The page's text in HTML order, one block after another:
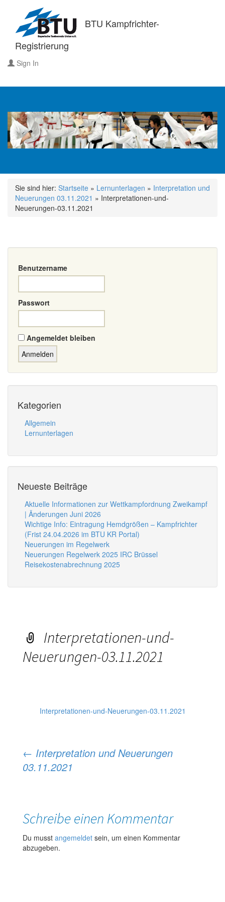
BTU Kampfrichter-
Registrierung
Sign In
Sie sind hier: Startseite » Lernunterlagen » Interpretation und
Neuerungen 03.11.2021 » Interpretationen-und-
Neuerungen-03.11.2021
Benutzername
Passwort
Angemeldet bleiben
Kategorien
Allgemein
Lernunterlagen
Neueste Beiträge
Aktuelle Informationen zur Wettkampfordnung Zweikampf
| Änderungen Juni 2026
Wichtige Info: Eintragung Hemdgrößen – Kampfrichter
(Frist 24.04.2026 im BTU KR Portal)
Neuerungen im Regelwerk
Neuerungen Regelwerk 2025 IRC Brüssel
Reisekostenabrechnung 2025
Interpretationen-und-
Neuerungen-03.11.2021
Interpretationen-und-Neuerungen-03.11.2021
Beitrags-
Navigation
← Interpretation und Neuerungen
03.11.2021
Schreibe einen Kommentar
Du musst angemeldet sein, um einen Kommentar
abzugeben.